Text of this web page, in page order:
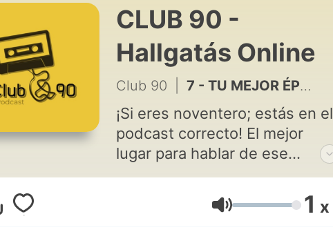
CLUB 90 -
Hallgatás Online
Club 90 7 - TU MEJOR ÉPOCA ES AHORA
¡Si eres noventero; estás en el
podcast correcto! El mejor
lugar para hablar de ese
mundo de cosas que te
Hangerő 1 x